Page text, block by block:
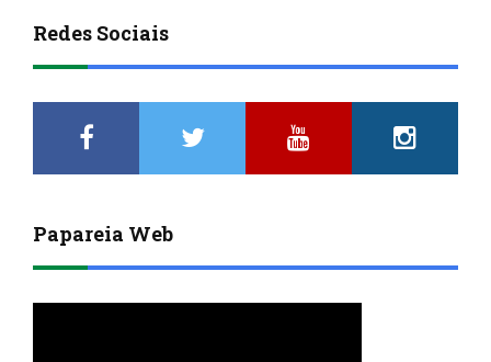
Redes Sociais
Papareia Web